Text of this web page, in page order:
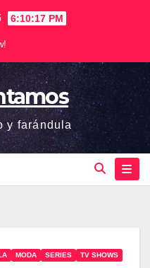
6:10:17 PM
y farándula
MODA SERIES TV SHOWS